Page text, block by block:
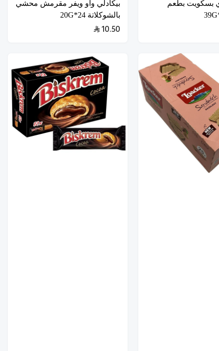
بسكويت بطعم
بيكادلي واو ويفر مقرمش محشي
بالشوكلاتة 24*20G
10.50